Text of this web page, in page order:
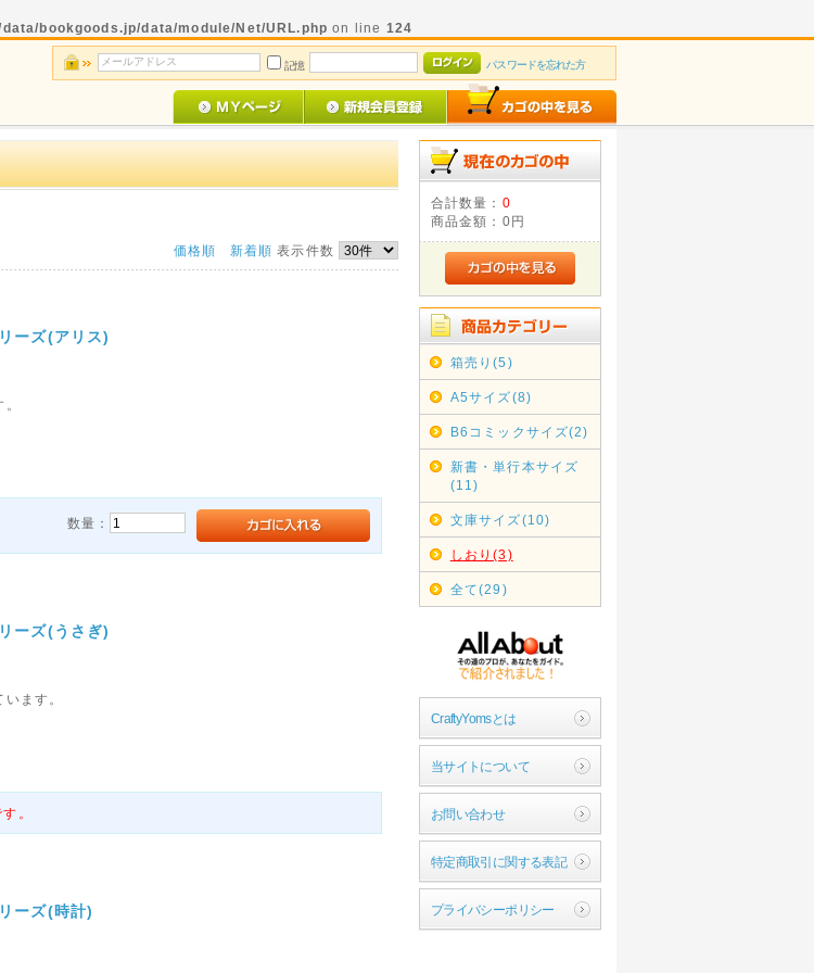
bookgoods.jp/data/module/Net/URL.php on line 124
記憶 パスワードを忘れた方
価格順 新着順 表示件数
リーズ(アリス)
数量：
リーズ(うさぎ)
ます。
。
リーズ(時計)
合計数量： 0
商品金額： 0円
箱売り(5)
A5サイズ(8)
B6コミックサイズ(2)
新書・単行本サイズ
(11)
文庫サイズ(10)
しおり(3)
全て(29)
CraftyYomsとは
当サイトについて
お問い合わせ
特定商取引に関する表記
プライバシーポリシー